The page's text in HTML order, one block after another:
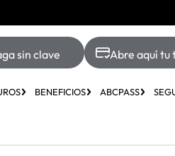
sin clave Abre aquí
BENEFICIOS ABCPASS